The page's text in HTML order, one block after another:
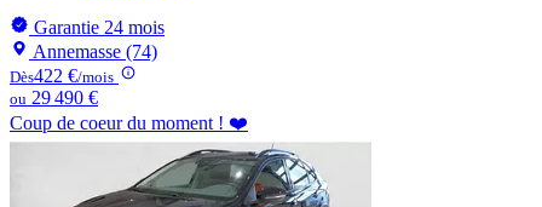
Garantie 24 mois
Annemasse (74)
Dès422 €/mois
ou 29 490 €
Coup de coeur du moment ! ❤️